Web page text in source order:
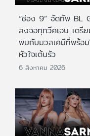
“ช่อง 9” จัดทัพ BL
ลงจอทุกวีคเอน เตรี
พบกับมวลเคมีที่พร้อม
หัวใจเต้นรัว
6 สิงหาคม 2026